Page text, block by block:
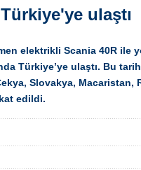
ulaştı
elektrikli Scania 40R ile
Türkiye’ye ulaştı. Bu
Slovakya, Macaristan,
edildi.